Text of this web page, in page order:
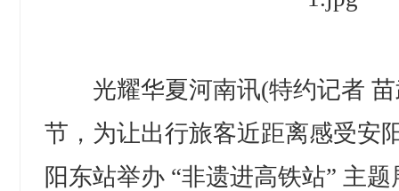
光耀华夏河南讯(特约记者 苗
节，为让出行旅客近距离感受安
阳东站举办 “非遗进高铁站” 主